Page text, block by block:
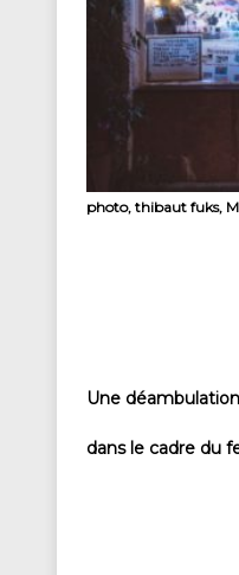
photo, thibaut fuks,
Une
dans le cadre du